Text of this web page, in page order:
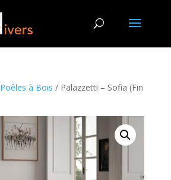
Poêles à Bois / Palazzetti – Sofia (Fin